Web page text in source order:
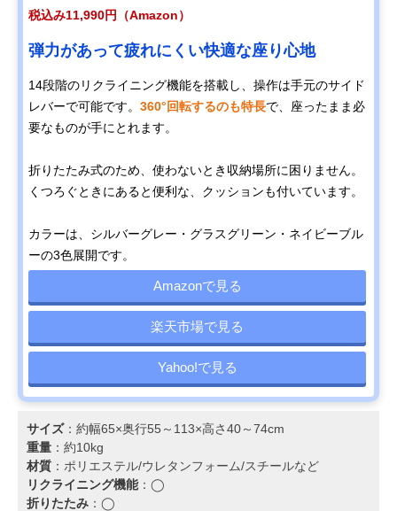
税込み11,990円（Amazon）
弾力があって疲れにくい快適な座り心地
14段階のリクライニング機能を搭載し、操作は手元のサイド
レバーで可能です。 360°回転するのも特長で、座ったまま必
要なものが手にとれます。
折りたたみ式のため、使わないとき収納場所に困りません。
くつろぐときにあると便利な、クッションも付いています。
カラーは、シルバーグレー・グラスグリーン・ネイビーブル
ーの3色展開です。
Amazonで見る
楽天市場で見る
Yahoo!で見る
サイズ：約幅65×奥行55～113×高さ40～74cm
重量 ：約10kg
材質 ：ポリエステル/ウレタンフォーム/スチールなど
リクライニング機能：◯
折りたたみ ：◯